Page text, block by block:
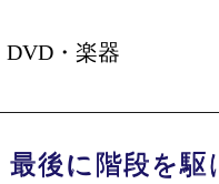
・楽器
最後に階段を